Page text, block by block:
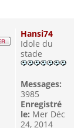
Hansi74
Idole du
stade
Messages:
3985
Enregistré
le: Mer Déc
24, 2014